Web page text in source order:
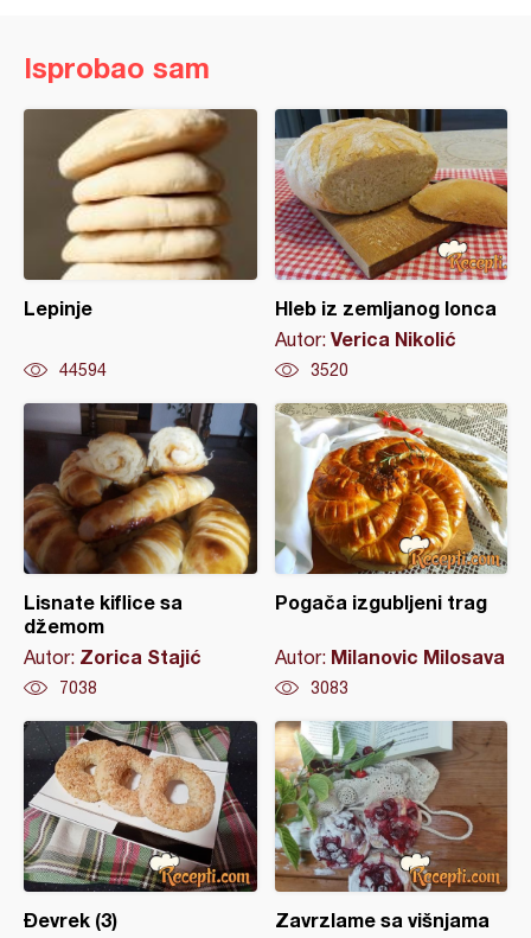
Isprobao sam
Lepinje
44594
Hleb iz zemljanog lonca
Autor: Verica Nikolić
3520
Lisnate kiflice sa
džemom
Autor: Zorica Stajić
7038
Pogača izgubljeni trag
Autor: Milanovic Milosava
3083
Đevrek (3) Zavrzlame sa višnjama